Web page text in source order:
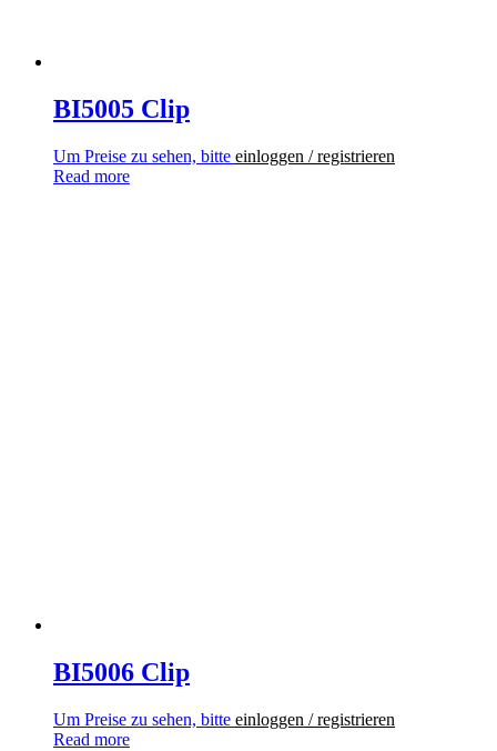
BI5005 Clip
Um Preise zu sehen, bitte einloggen / registrieren
Read more
BI5006 Clip
Um Preise zu sehen, bitte einloggen / registrieren
Read more